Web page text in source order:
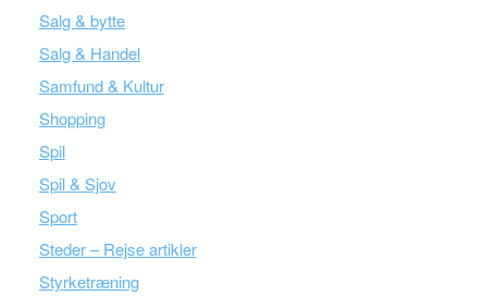
Salg & bytte
Salg & Handel
Samfund & Kultur
Shopping
Spil
Spil & Sjov
Sport
Steder – Rejse artikler
Styrketræning